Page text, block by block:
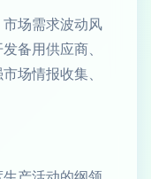
场需求波动风
备用供应商、
场情报收集、